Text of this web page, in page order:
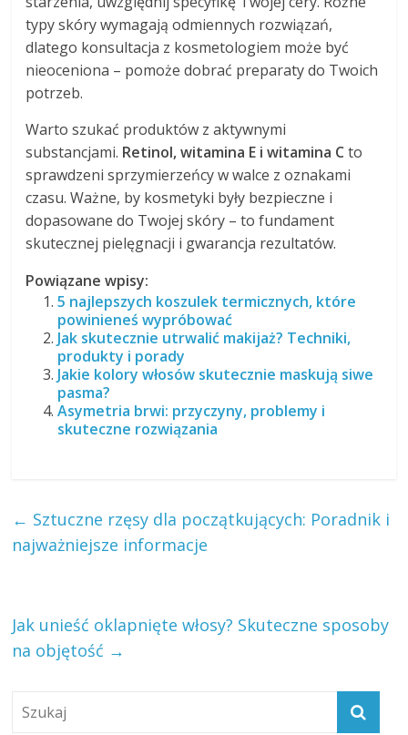
typy skóry wymagają odmiennych rozwiązań,
dlatego konsultacja z kosmetologiem może być
nieoceniona – pomoże dobrać preparaty do Twoich
potrzeb.
Warto szukać produktów z aktywnymi
substancjami. Retinol, witamina E i witamina Cto
sprawdzeni sprzymierzeńcy w walce z oznakami
czasu. Ważne, by kosmetyki były bezpieczne i
dopasowane do Twojej skóry – to fundament
skutecznej pielęgnacji i gwarancja rezultatów.
Powiązane wpisy:
5 najlepszych koszulek termicznych, które
powinieneś wypróbować
Jak skutecznie utrwalić makijaż? Techniki,
produkty i porady
Jakie kolory włosów skutecznie maskują siwe
pasma?
Asymetria brwi: przyczyny, problemy i
skuteczne rozwiązania
← Sztuczne rzęsy dla początkujących: Poradnik i
najważniejsze informacje
Jak unieść oklapnięte włosy? Skuteczne sposoby
na objętość →